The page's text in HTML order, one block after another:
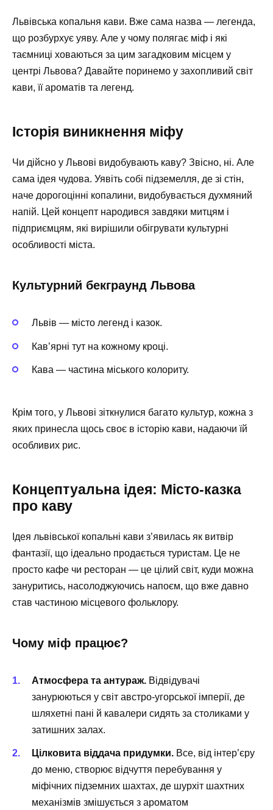
Львівська копальня кави. Вже сама назва — легенда,
що розбурхує уяву. Але у чому полягає міф і які
таємниці ховаються за цим загадковим місцем у
центрі Львова? Давайте поринемо у захопливий світ
кави, її ароматів та легенд.
Історія виникнення міфу
Чи дійсно у Львові видобувають каву? Звісно, ні. Але
сама ідея чудова. Уявіть собі підземелля, де зі стін,
наче дорогоцінні копалини, видобувається духмяний
напій. Цей концепт народився завдяки митцям і
підприємцям, які вирішили обігрувати культурні
особливості міста.
Культурний бекграунд Львова
Львів — місто легенд і казок.
Кав’ярні тут на кожному кроці.
Кава — частина міського колориту.
Крім того, у Львові зіткнулися багато культур, кожна з
яких принесла щось своє в історію кави, надаючи їй
особливих рис.
Концептуальна ідея: Місто-казка
про каву
Ідея львівської копальні кави з’явилась як витвір
фантазії, що ідеально продається туристам. Це не
просто кафе чи ресторан — це цілий світ, куди можна
зануритись, насолоджуючись напоєм, що вже давно
став частиною місцевого фольклору.
Чому міф працює?
Атмосфера та антураж. Відвідувачі
занурюються у світ австро-угорської імперії, де
шляхетні пані й кавалери сидять за столиками у
затишних залах.
Цілковита віддача придумки. Все, від інтер’єру
до меню, створює відчуття перебування у
міфічних підземних шахтах, де шурхіт шахтних
механізмів змішується з ароматом